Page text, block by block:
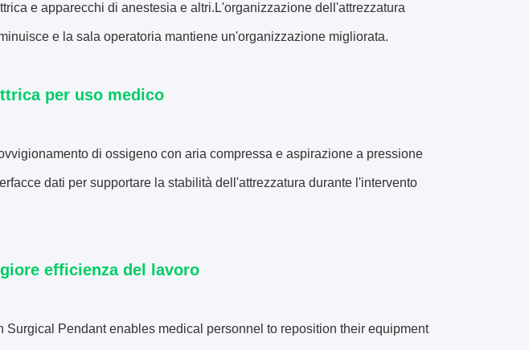
e apparecchi di anestesia e altri.L'organizzazione dell'attrezzatura
e la sala operatoria mantiene un'organizzazione migliorata.
per uso medico
di ossigeno con aria compressa e aspirazione a pressione
dati per supportare la stabilità dell'attrezzatura durante l'intervento
efficienza del lavoro
Surgical Pendant enables medical personnel to reposition their equipment